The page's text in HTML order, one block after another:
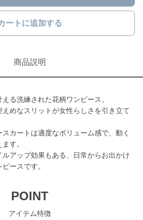
ートに追加する
商品説明
る洗練された花柄ワンピース。
えめなスリットが女性らしさを引き立て
カートは適度なボリューム感で、動く
す。
アップ効果もある、日常からお出かけ
ースです。
POINT
アイテム特徴